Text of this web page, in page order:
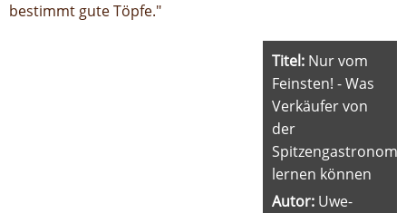
bestimmt gute Töpfe."
Titel: Nur vom
Feinsten! - Was
Verkäufer von
der
lernen können
Autor: Uwe-